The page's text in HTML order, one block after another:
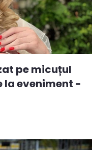
pe micuțul
la eveniment -